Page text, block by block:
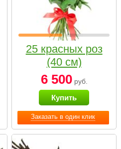
Заказать в один клик
25 красных роз
(40 см)
6 500руб.
Купить